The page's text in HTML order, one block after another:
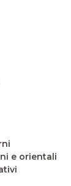
e orientali